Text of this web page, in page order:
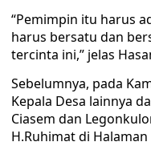
“Pemimpin itu harus
harus bersatu dan
tercinta ini,” jelas
Sebelumnya, pada
Kepala Desa lainnya
Ciasem dan
H.Ruhimat di